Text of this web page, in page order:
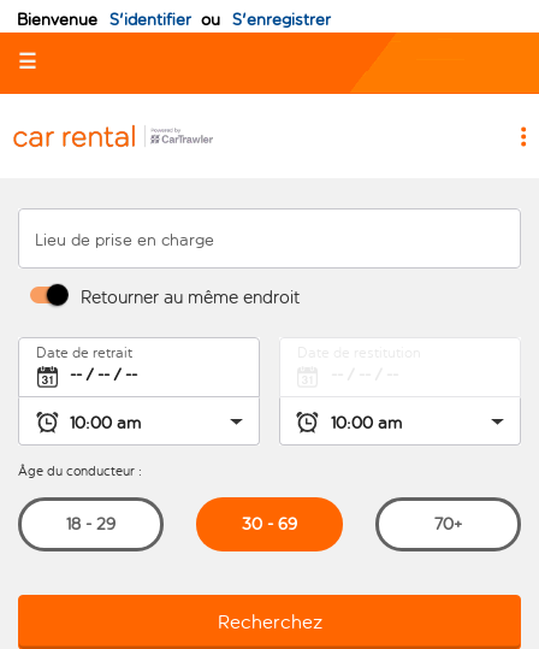
Bienvenue S'identifier ou S'enregistrer
☰
Lieu de prise en charge
Retourner au même endroit
Date de retrait
Âge du conducteur :
18 - 29 30 - 69 70+
Recherchez